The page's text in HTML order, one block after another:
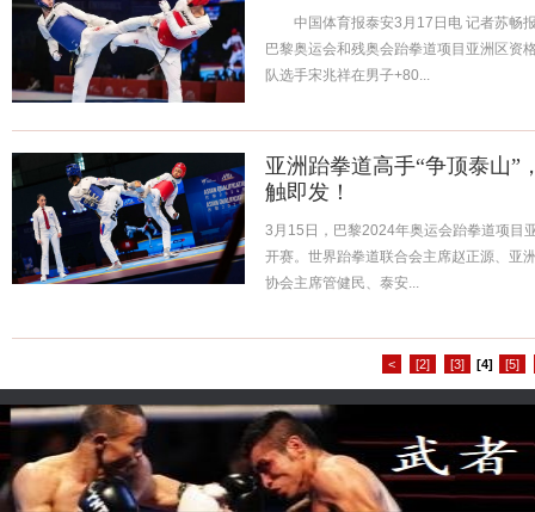
中国体育报泰安3月17日电 记者苏畅
巴黎奥运会和残奥会跆拳道项目亚洲区资
队选手宋兆祥在男子+80...
亚洲跆拳道高手“争顶泰山”
触即发！
3月15日，巴黎2024年奥运会跆拳道项目
开赛。世界跆拳道联合会主席赵正源、亚
协会主席管健民、泰安...
< [2] [3] [4] [5]